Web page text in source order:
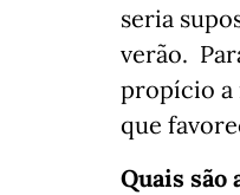
seria
verão.
propício a
que
Quais são